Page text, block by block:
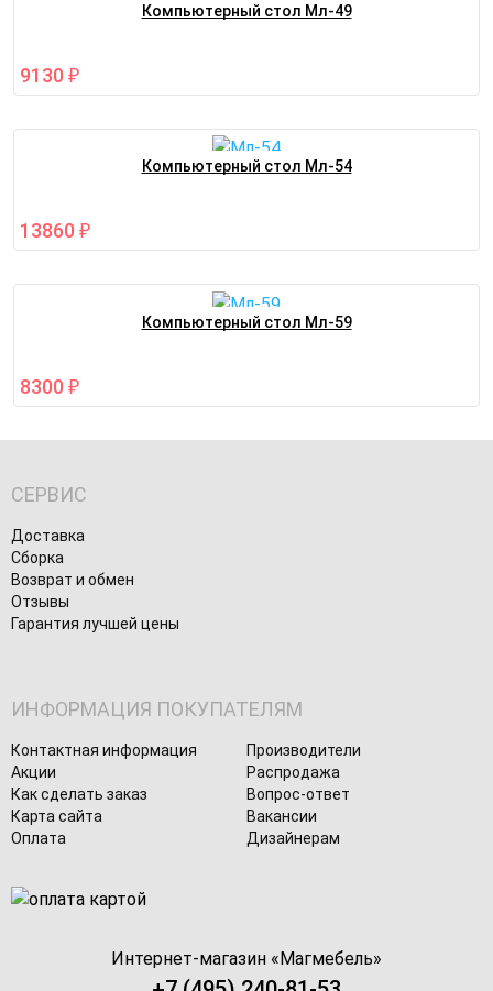
Компьютерный стол Мл-49
9130 ₽
Компьютерный стол Мл-54
13860 ₽
Компьютерный стол Мл-59
8300 ₽
СЕРВИС
Доставка
Сборка
Возврат и обмен
Отзывы
Гарантия лучшей цены
ИНФОРМАЦИЯ ПОКУПАТЕЛЯМ
Контактная информация
Производители
Акции
Распродажа
Как сделать заказ
Вопрос-ответ
Карта сайта
Вакансии
Оплата
Дизайнерам
Интернет-магазин «Магмебель»